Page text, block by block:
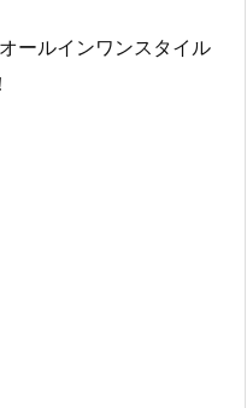
ールインワンスタイル